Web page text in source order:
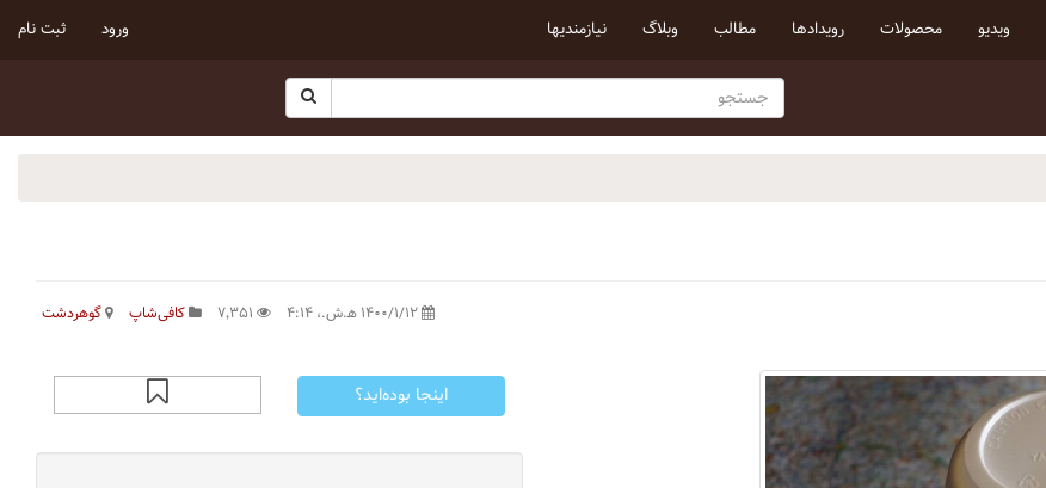
ویدیو محصولات رویداد‌ها مطالب وبلاگ نیازمندیها ورود ثبت نام
کافی‌شاپ گوهردشت
اینجا بوده‌اید؟